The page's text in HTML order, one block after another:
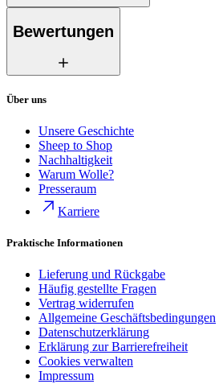
Bewertungen
Über uns
Unsere Geschichte
Sheep to Shop
Nachhaltigkeit
Warum Wolle?
Presseraum
Karriere
Praktische Informationen
Lieferung und Rückgabe
Häufig gestellte Fragen
Vertrag widerrufen
Allgemeine Geschäftsbedingungen
Datenschutzerklärung
Erklärung zur Barrierefreiheit
Cookies verwalten
Impressum